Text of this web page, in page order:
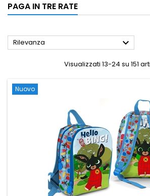
PAGA IN TRE RATE
Rilevanza 
Visualizzati 13-24 su 151
Nuovo